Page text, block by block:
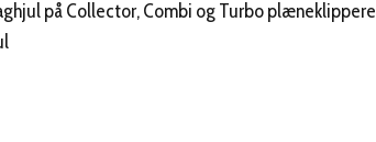
på Collector, Combi og Turbo plæneklippere